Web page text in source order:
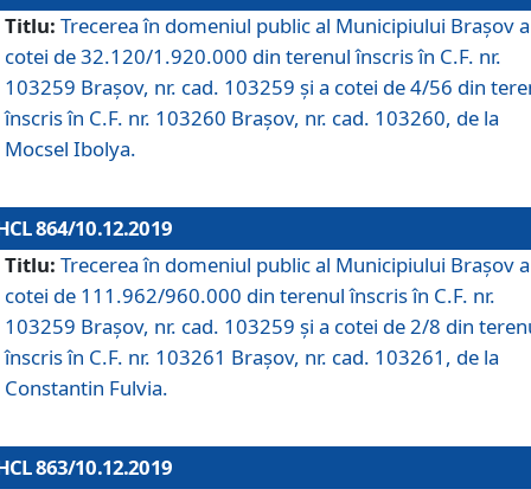
Titlu: Trecerea în domeniul public al Municipiului Braşov a
cotei de 32.120/1.920.000 din terenul înscris în C.F. nr.
103259 Brașov, nr. cad. 103259 și a cotei de 4/56 din
înscris în C.F. nr. 103260 Brașov, nr. cad. 103260, de la
Mocsel Ibolya.
864/10.12.2019
Titlu: Trecerea în domeniul public al Municipiului Braşov a
cotei de 111.962/960.000 din terenul înscris în C.F. nr.
103259 Brașov, nr. cad. 103259 și a cotei de 2/8 din
înscris în C.F. nr. 103261 Brașov, nr. cad. 103261, de la
Constantin Fulvia.
863/10.12.2019